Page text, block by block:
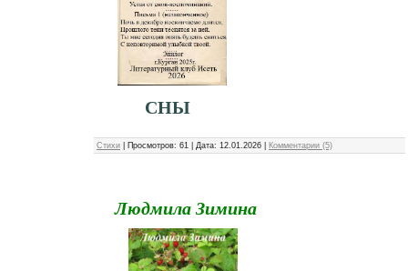
СНЫ
Стихи Просмотров: 61 Дата: 12.01.2026 Комментарии (5)
Людмила Зимина